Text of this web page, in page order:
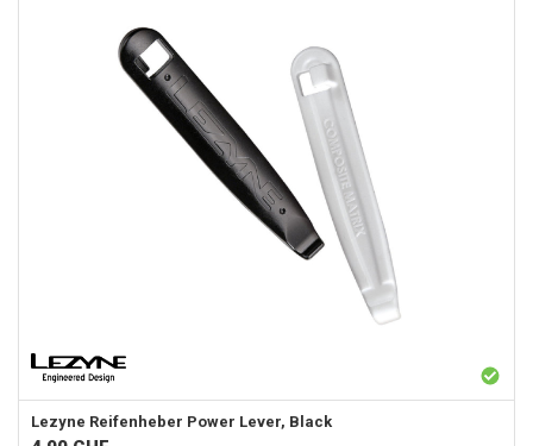
Lezyne Reifenheber Power Lever, Black